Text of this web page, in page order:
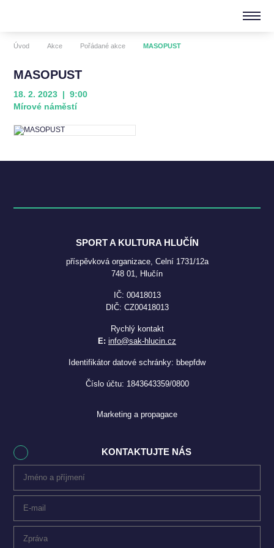
Úvod Akce Pořádané akce MASOPUST
MASOPUST
18. 2. 2023 | 9:00
Mírové náměstí
SPORT A KULTURA HLUČÍN
příspěvková organizace, Celní 1731/12a
748 01, Hlučín
IČ: 00418013
DIČ: CZ00418013
Rychlý kontakt
E: info@sak-hlucin.cz
Identifikátor datové schránky: bbepfdw
Číslo účtu: 1843643359/0800
Marketing a propagace
KONTAKTUJTE NÁS